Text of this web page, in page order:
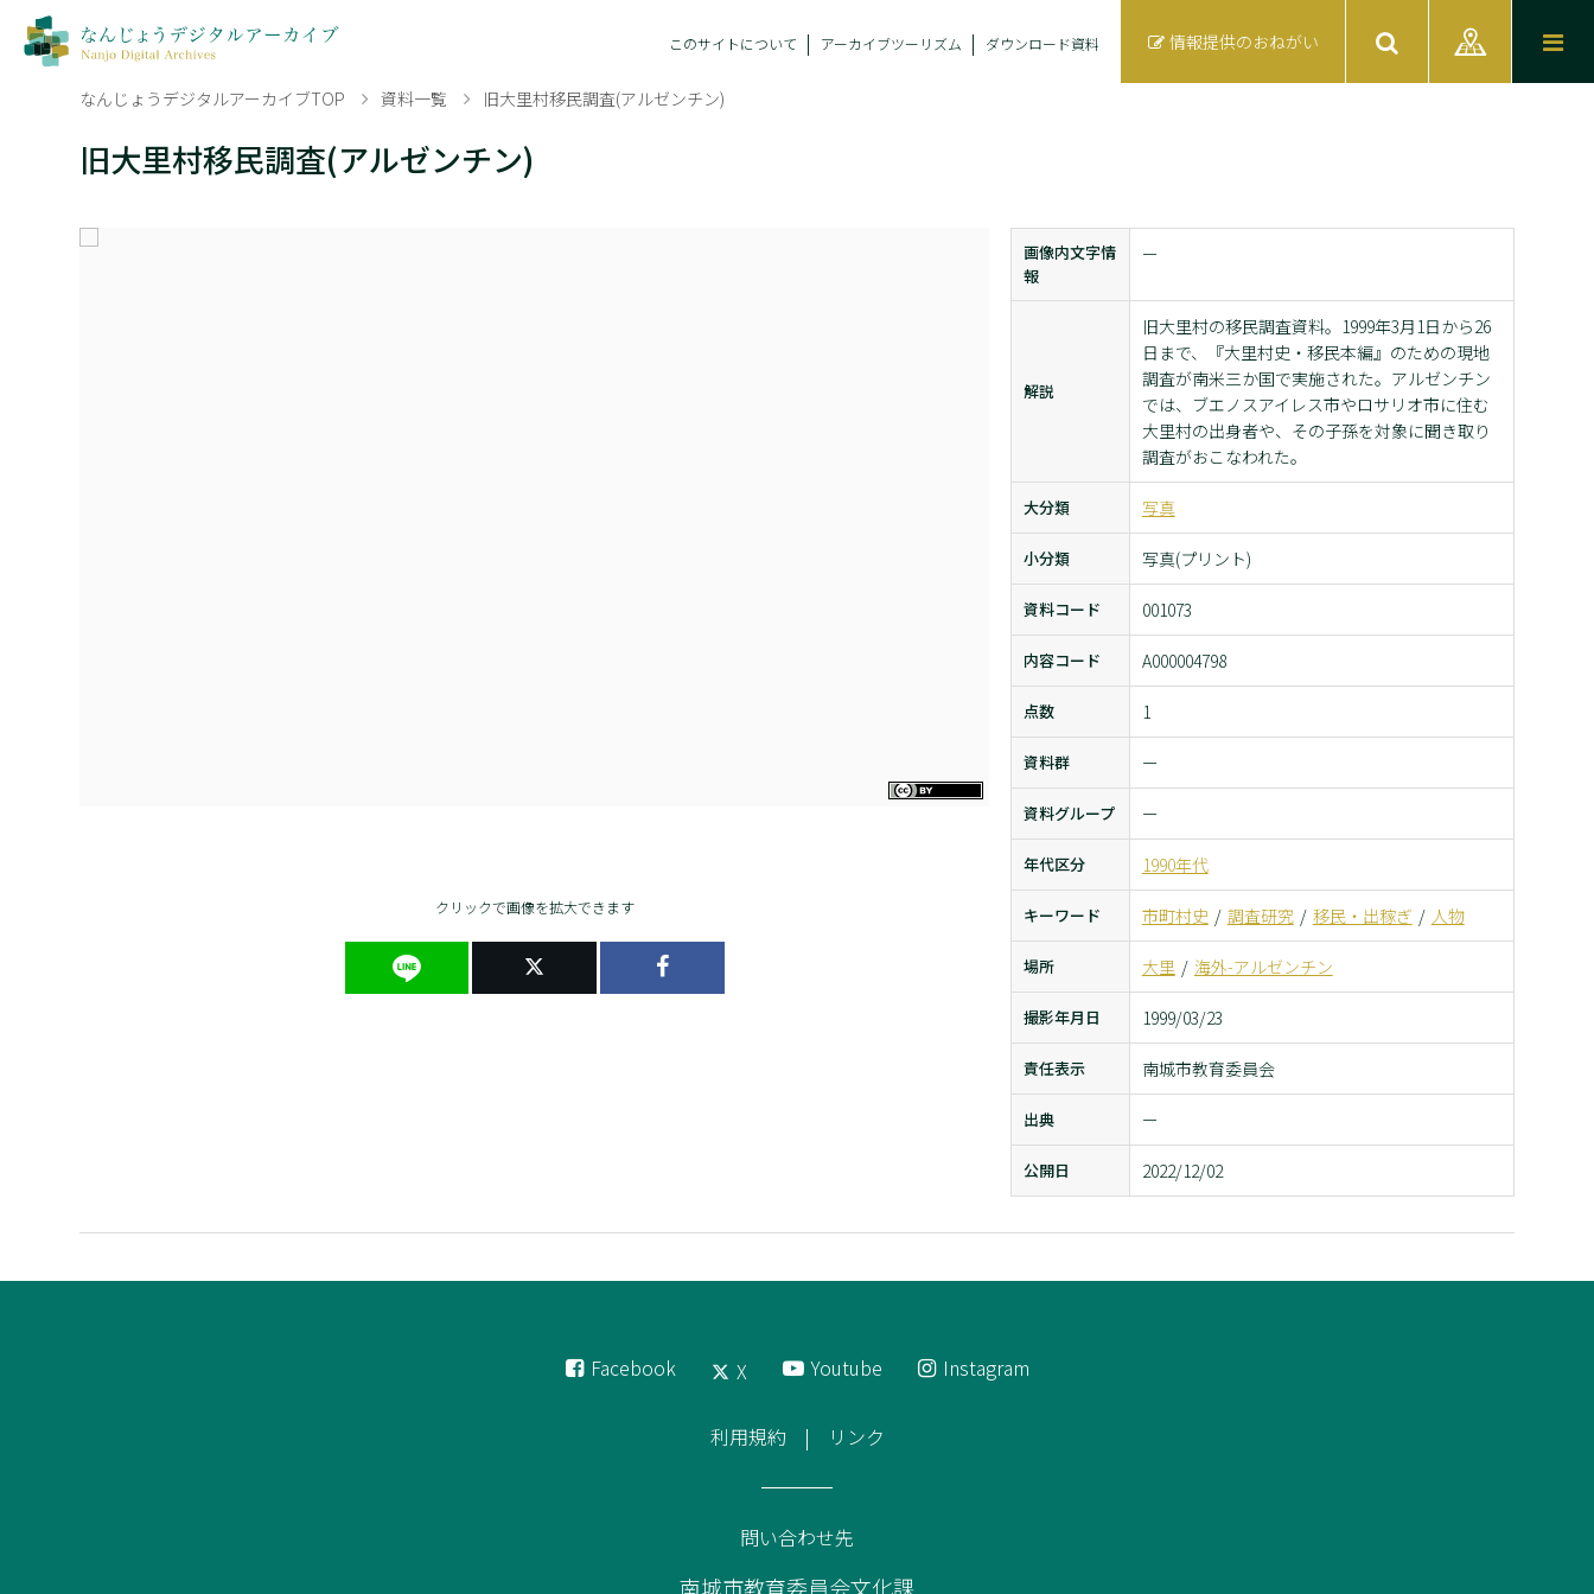
このサイトについて アーカイブツーリズム ダウンロード資料 情報提供のおねがい
なんじょうデジタルアーカイブTOP 資料一覧 旧大里村移民調査(アルゼンチン)
旧大里村移民調査(アルゼンチン)
クリックで画像を拡大できます
画像内文字情
報
ー
解説
旧大里村の移民調査資料。1999年3月1日から26
日まで、『大里村史・移民本編』のための現地
調査が南米三か国で実施された。アルゼンチン
では、ブエノスアイレス市やロサリオ市に住む
大里村の出身者や、その子孫を対象に聞き取り
調査がおこなわれた。
大分類 写真
小分類 写真(プリント)
資料コード 001073
内容コード A000004798
点数 1
資料群 ー
資料グループ ー
年代区分 1990年代
キーワード 市町村史 調査研究 移民・出稼ぎ 人物
場所 大里 海外-アルゼンチン
撮影年月日 1999/03/23
責任表示 南城市教育委員会
出典 ー
公開日 2022/12/02
Facebook X Youtube Instagram
利用規約 リンク
問い合わせ先
南城市教育委員会文化課